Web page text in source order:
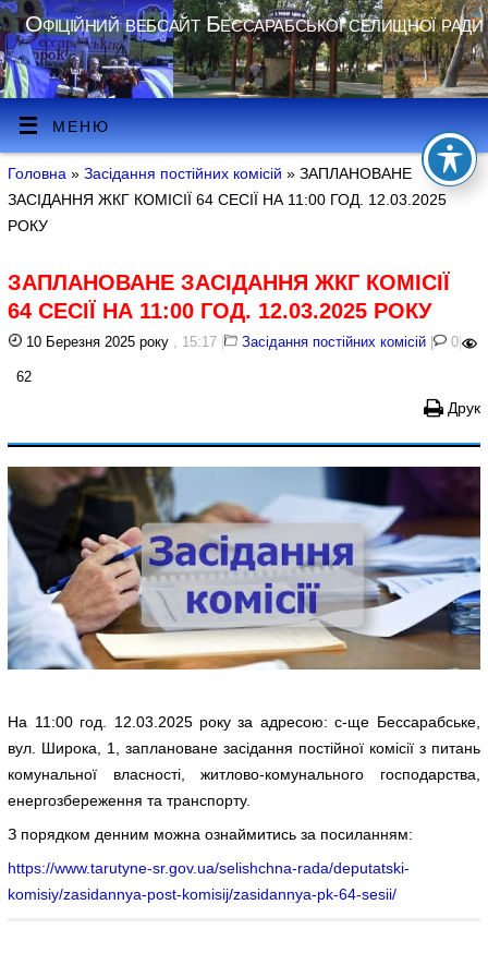
Офіційний вебсайт Бессарабської селищної ради
МЕНЮ
Головна »Засідання постійних комісій » ЗАПЛАНОВАНЕ
ЗАСІДАННЯ ЖКГ КОМІСІЇ 64 СЕСІЇ НА 11:00 ГОД. 12.03.2025
РОКУ
ЗАПЛАНОВАНЕ ЗАСІДАННЯ ЖКГ КОМІСІЇ
64 СЕСІЇ НА 11:00 ГОД. 12.03.2025 РОКУ
10 Березня 2025 року , 15:17 | Засідання постійних комісій | 0 |
62
Друк
На 11:00 год. 12.03.2025 року за адресою: с-ще Бессарабське,
вул. Широка, 1, заплановане засідання постійної комісії з питань
комунальної власності, житлово-комунального господарства,
енергозбереження та транспорту.
З порядком денним можна ознаймитись за посиланням:
https://www.tarutyne-sr.gov.ua/selishchna-rada/deputatski-
komisiy/zasidannya-post-komisij/zasidannya-pk-64-sesii/